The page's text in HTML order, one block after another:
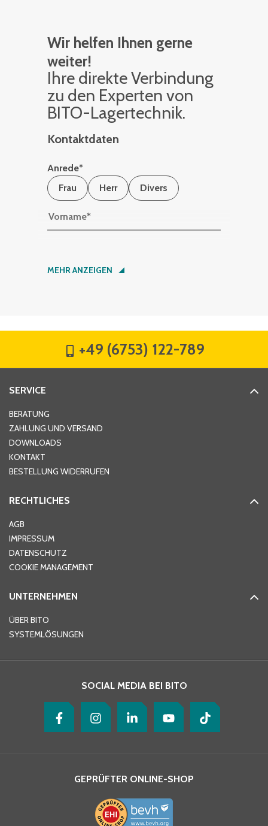
Wir helfen Ihnen gerne
weiter!
Ihre di­rek­te Ver­bin­dung
zu den Ex­per­ten von
BITO-La­ger­tech­nik.
Kontaktdaten
Anrede*
Frau
Herr Divers
Vorname*
Nachname*
Hausnummer
Ort*
Telefon
MEHR ANZEIGEN
+49 (6753) 122-789
SERVICE
BERATUNG
ZAHLUNG UND VERSAND
DOWNLOADS
KONTAKT
BESTELLUNG WIDERRUFEN
RECHTLICHES
AGB
IMPRESSUM
DATENSCHUTZ
COOKIE MANAGEMENT
UNTERNEHMEN
ÜBER BITO
SYSTEMLÖSUNGEN
SOCIAL MEDIA BEI BITO
GEPRÜFTER ONLINE-SHOP